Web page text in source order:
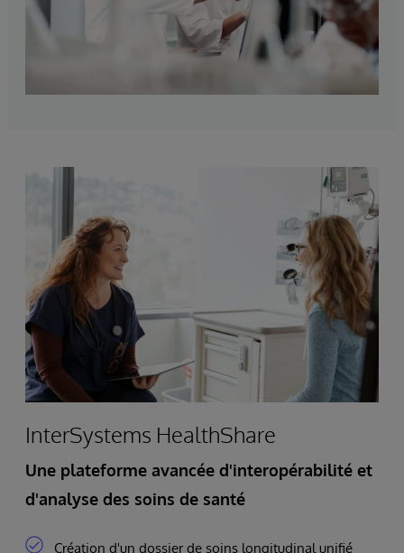
InterSystems HealthShare
Une plateforme avancée d'interopérabilité et
d'analyse des soins de santé
Création d'un dossier de soins longitudinal unifié